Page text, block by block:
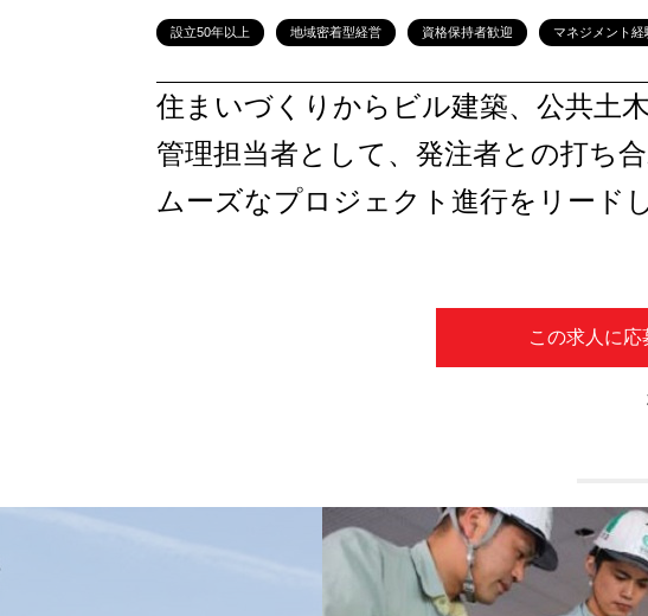
設立50年以上 地域密着型経営 資格保持者歓迎 マネジメント経
住まいづくりからビル建築、公共土
管理担当者として、発注者との打ち
ムーズなプロジェクト進行をリード
この求人に応